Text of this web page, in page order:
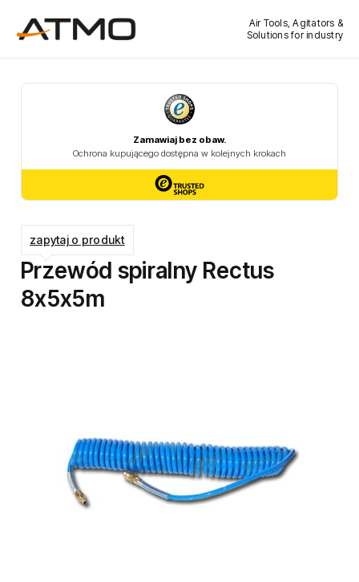
Air Tools, Agitators &
Solutions for industry
Przewód spiralny Rectus
8x5x5m
zapytaj o produkt